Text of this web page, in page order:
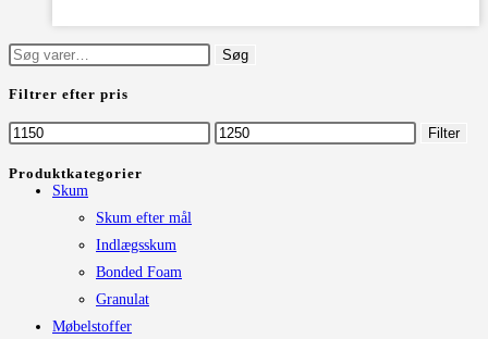
har
flere
Mulighederne
Søg
Søg
Filtrer efter pris
Mindste
Højeste
Filter
Produktkategorier
Skum
Skum efter mål
Indlægsskum
Bonded Foam
Granulat
Møbelstoffer